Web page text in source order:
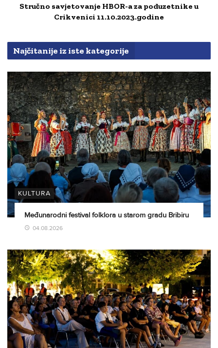
Stručno savjetovanje HBOR-a za poduzetnike u
Crikvenici 11.10.2023.godine
Najčitanije iz iste kategorije
KULTURA
Međunarodni festival folklora u starom gradu Bribiru
04.08.2026